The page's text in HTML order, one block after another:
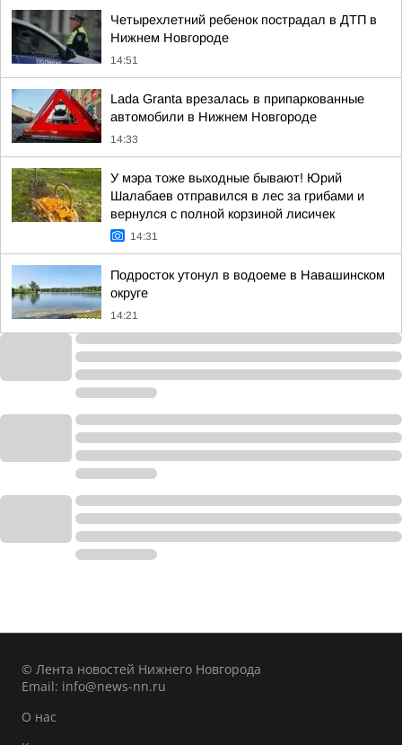
Четырехлетний ребенок пострадал в ДТП в
Нижнем Новгороде
14:51
Lada Granta врезалась в припаркованные
автомобили в Нижнем Новгороде
14:33
У мэра тоже выходные бывают! Юрий
Шалабаев отправился в лес за грибами и
вернулся с полной корзиной лисичек
14:31
Подросток утонул в водоеме в Навашинском
округе
14:21
© Лента новостей Нижнего Новгорода
Email: info@news-nn.ru
О нас